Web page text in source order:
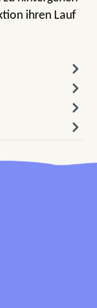
ihren Lauf